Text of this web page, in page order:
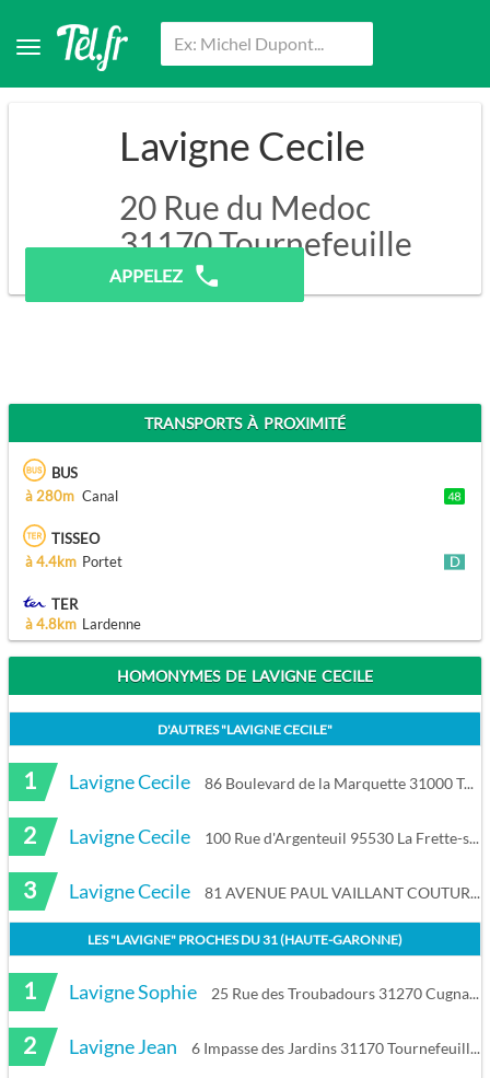
Lavigne Cecile
20 Rue du Medoc
31170Tournefeuille
APPELEZ
TRANSPORTS À PROXIMITÉ
BUS
à 280m Canal
TISSEO
à 4.4km Portet
TER
à 4.8km Lardenne
HOMONYMES DE LAVIGNE CECILE
D'AUTRES "LAVIGNE CECILE"
1 Lavigne Cecile 86 Boulevard de la Marquette 31000 Toulouse
2 Lavigne Cecile 100 Rue d'Argenteuil 95530 La Frette-sur-Seine
3 Lavigne Cecile 81 AVENUE PAUL VAILLANT COUTURIER 94800 VILLEJUIF
LES "LAVIGNE" PROCHES DU31 (HAUTE-GARONNE)
1 Lavigne Sophie 25 Rue des Troubadours 31270 Cugnaux
2 Lavigne Jean 6 Impasse des Jardins 31170 Tournefeuille